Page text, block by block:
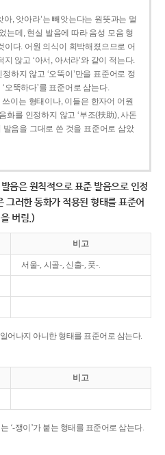
, 앗아라’는 빼앗는다는 원뜻과는 멀
는데, 현실 발음에 따라 음성 모음 형
이다. 어원 의식이 희박해졌으므로 어
지 않고 ‘아서, 아서라’와 같이 적는다.
하지 않고 ‘오뚝이’만을 표준어로 정
오뚝하다’를 표준어로 삼는다.
이는 형태이나, 이들은 한자어 어원
화를 인정하지 않고 ‘부조(扶助), 사돈
발음을 그대로 쓴 것을 표준어로 삼았
발음은 원칙적으로 표준 발음으로 인정
그러한 동화가 적용된 형태를 표준어
버림.)
비고
서울-, 시골-, 신출-, 풋-.
어나지 아니한 형태를 표준어로 삼는다.
비고
‘-쟁이’가 붙는 형태를 표준어로 삼는다.